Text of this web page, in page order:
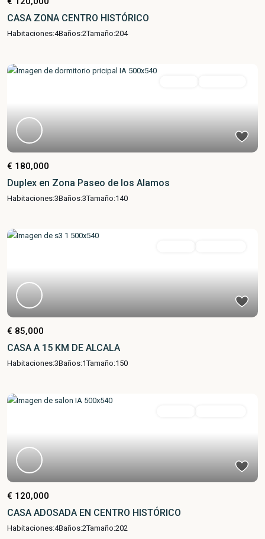
CASA ZONA CENTRO HISTÓRICO
Habitaciones:4Baños:2Tamaño:204
€ 180,000
Duplex en Zona Paseo de los Alamos
Habitaciones:3Baños:3Tamaño:140
€ 85,000
CASA A 15 KM DE ALCALA
Habitaciones:3Baños:1Tamaño:150
€ 120,000
CASA ADOSADA EN CENTRO HISTÓRICO
Habitaciones:4Baños:2Tamaño:202